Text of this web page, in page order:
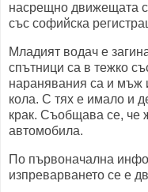
насрещно движещата
със софийска
Младият водач е
спътници са в тежко
наранявания са и мъж
кола. С тях е имало и
крак. Съобщава се, че
автомобила.
По първоначална
изпреварването се е